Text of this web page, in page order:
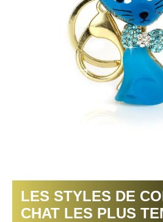
LES STYLES DE
CHAT LES PLUS